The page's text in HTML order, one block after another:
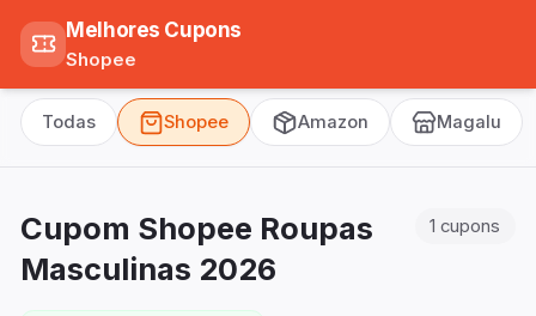
Melhores Cupons
Shopee
Todas Shopee Amazon Magalu
Cupom Shopee Roupas
Masculinas 2026
1 cupons